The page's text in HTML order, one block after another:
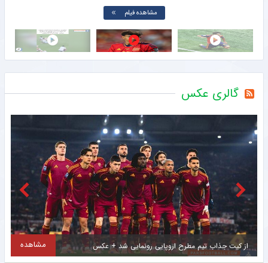
مشاهده فیلم
گالری عکس
دست راست امیر قلعه نویی در ایتالیا آفتابی شد + عکس مشاهده